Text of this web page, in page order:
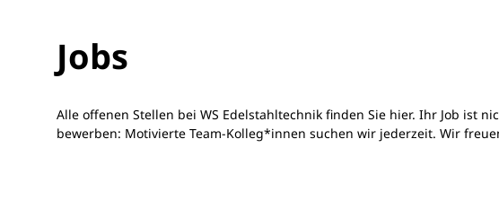
Jobs
Alle offenen Stellen bei WS Edelstahltechnik finden Sie hier. Ihr Job ist
bewerben: Motivierte Team-Kolleg*innen suchen wir jederzeit. Wir